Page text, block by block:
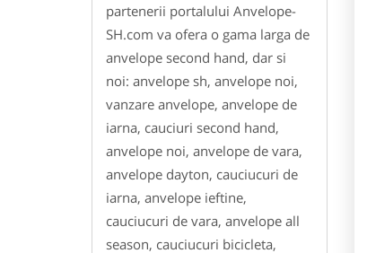
partenerii portalului Anvelope-
SH.com va ofera o gama larga de
anvelope second hand, dar si
noi: anvelope sh, anvelope noi,
vanzare anvelope, anvelope de
iarna, cauciuri second hand,
anvelope noi, anvelope de vara,
anvelope dayton, cauciucuri de
iarna, anvelope ieftine,
cauciucuri de vara, anvelope all
season, cauciucuri bicicleta,